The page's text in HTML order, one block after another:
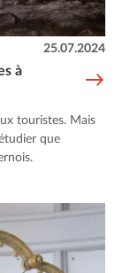
à
25.07.2024
touristes. Mais
que